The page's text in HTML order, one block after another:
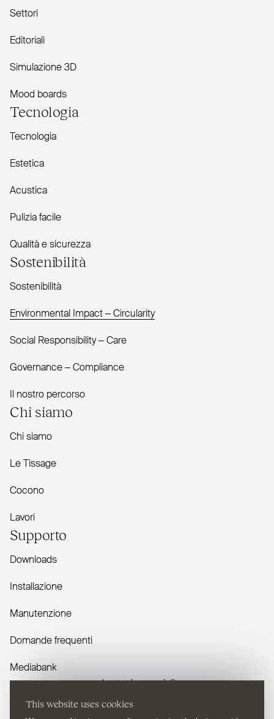
This website uses cookies
Settori
Editoriali
Simulazione 3D
Mood boards
Tecnologia
Tecnologia
Estetica
Acustica
Pulizia facile
Qualità e sicurezza
Sostenibilità
Sostenibilità
Envi­ronmental Impact – Cir­cularity
Social Responsibility – Care
Governance – Com­pliance
Il nostro percorso
Chi siamo
Chi siamo
Le Tissage
Cocono
Lavori
Supporto
Downloads
Installazione
Manutenzione
Domande frequenti
Mediabank
Avete domande?